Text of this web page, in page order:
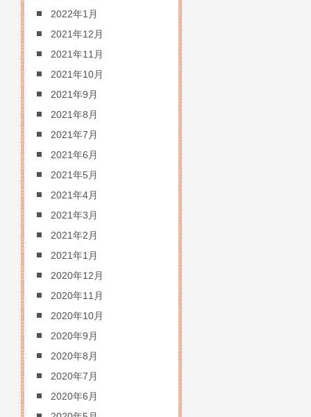
2022年1月
2021年12月
2021年11月
2021年10月
2021年9月
2021年8月
2021年7月
2021年6月
2021年5月
2021年4月
2021年3月
2021年2月
2021年1月
2020年12月
2020年11月
2020年10月
2020年9月
2020年8月
2020年7月
2020年6月